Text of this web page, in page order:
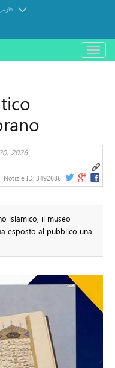
باز
و
2026
Notizie ID: 3492686
islamico, il museo
esposto al pubblico una